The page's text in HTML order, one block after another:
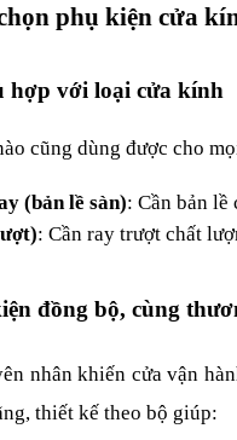
phụ kiện cửa
hợp với loại cửa kính
cũng dùng được cho
(bản lề sàn): Cần bản
: Cần ray trượt chất
đồng bộ, cùng
nhân khiến cửa vận
thiết kế theo bộ giúp: